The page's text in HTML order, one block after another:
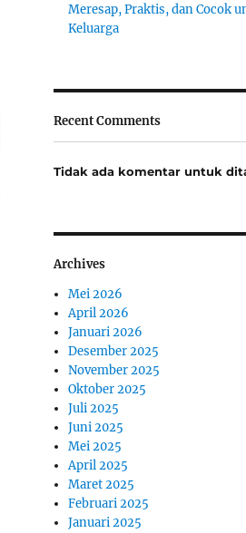
Meresap, Praktis, dan Cocok
Keluarga
Recent Comments
Tidak ada komentar untuk
Archives
Mei 2026
April 2026
Januari 2026
Desember 2025
November 2025
Oktober 2025
Juli 2025
Juni 2025
Mei 2025
April 2025
Maret 2025
Februari 2025
Januari 2025